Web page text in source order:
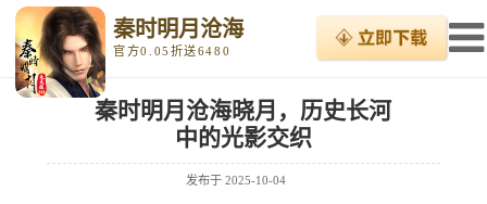
秦时明月沧海
官方0.05折送6480
秦时明月沧海晓月，历史长河
中的光影交织
发布于2025-10-04